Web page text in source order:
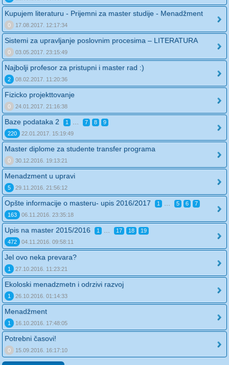
Kupujem literaturu - Prijemni za master studije - Menadžment
0 17.08.2017. 12:17:34
Sistemi za upravljanje poslovnim procesima – LITERATURA
0 03.05.2017. 23:15:49
Najbolji profesor za pristupni i master rad :)
2 08.02.2017. 11:20:36
Fizicko projekttovanje
0 24.01.2017. 21:16:38
Baze podataka 2 1 7 8
9
220
22.01.2017. 15:19:49
Master diplome za studente transfer programa
0 30.12.2016. 19:13:21
Menadzment u upravi
5 29.11.2016. 21:56:12
Opšte informacije o masteru- upis 2016/2017 1 5 6
7
163
06.11.2016. 23:35:18
Upis na master 2015/2016 1 17 18
19
472
04.11.2016. 09:58:11
Jel ovo neka prevara?
1 27.10.2016. 11:23:21
Ekoloski menadzmetn i odrzivi razvoj
1 26.10.2016. 01:14:33
Menadžment
1 16.10.2016. 17:48:05
Potrebni časovi!
0 15.09.2016. 16:17:10